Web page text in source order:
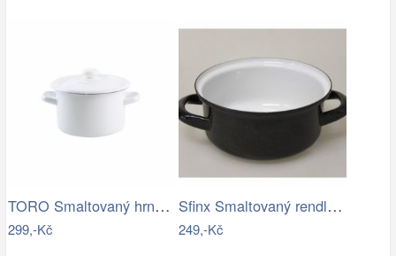
TORO Smaltovaný hrnec s poklicí 2l bílý
299,-Kč
Sfinx Smaltovaný rendlík Standard, 14…
249,-Kč